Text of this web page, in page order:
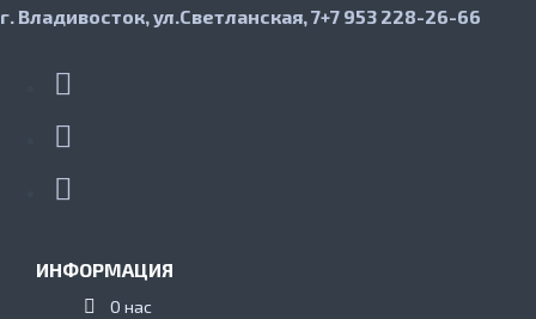
г. Владивосток, ул.Светланская, 7+7 953 228-26-66
ИНФОРМАЦИЯ
О нас